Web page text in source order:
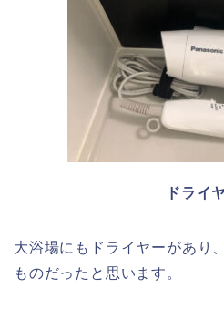
ドライ
大浴場にもドライヤーがあり
ものだったと思います。